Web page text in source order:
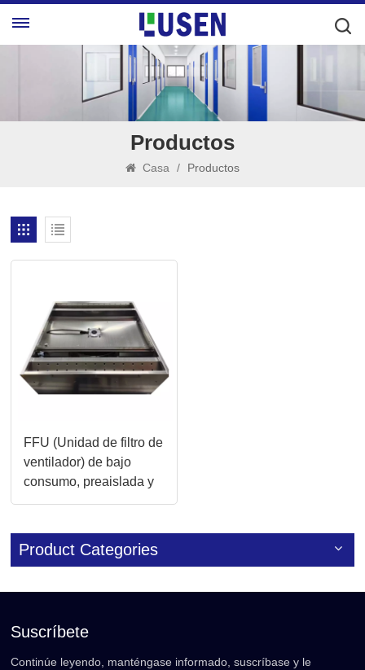
Productos
Casa / Productos
FFU (Unidad de filtro de
ventilador) de bajo
consumo, preaislada y
personalizable,
Product Categories
Suscríbete
Continúe leyendo, manténgase informado, suscríbase y le